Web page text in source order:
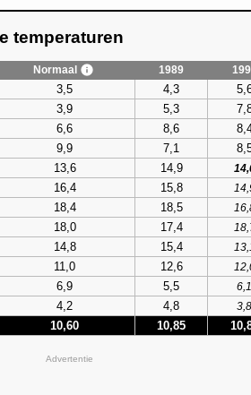
temperaturen
Normaal 1989
3,5 4,3
3,9 5,3
6,6 8,6
9,9 7,1
13,6 14,9
16,4 15,8
18,4 18,5
18,0 17,4
14,8 15,4
11,0 12,6
6,9 5,5
6,1
4,2 4,8 3,8
10,60 10,85
Advertentie